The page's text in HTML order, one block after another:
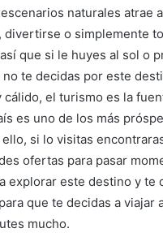
naturales atrae
divertirse o simplemente
que si le huyes al sol o
te decidas por este
cálido, el turismo es la
es uno de los más
si lo visitas
ofertas para pasar
explorar este destino y te
que te decidas a viajar
mucho.